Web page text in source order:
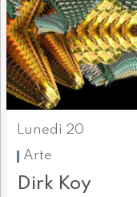
Lunedì 20
Arte
Dirk Koy